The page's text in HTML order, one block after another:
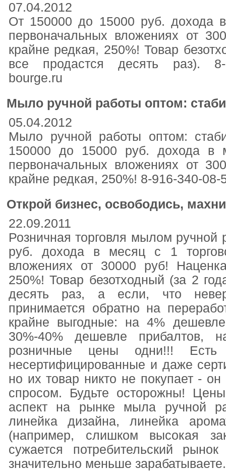
07.04.2012
От 150000 до 15000 руб. дохода
первоначальных вложениях от
крайне редкая, 250%! Товар
все продастся десять раз). 8-
bourge.ru
Мыло ручной работы оптом:
05.04.2012
Мыло ручной работы оптом:
150000 до 15000 руб. дохода в
первоначальных вложениях от
крайне редкая, 250%! 8-916-340-08-
Открой бизнес, освободись,
22.09.2011
Розничная торговля мылом ручной
руб. дохода в месяц с 1
вложениях от 30000 руб!
250%! Товар безотходный (за 2
десять раз, а если, что
принимается обратно на
крайне выгодные: на 4%
30%-40% дешевле
розничные цены одни!!!
несертифицированные и даже
но их товар никто не покупает - он
спросом. Будьте осторожны!
аспект на рынке мыла ручной
линейка дизайна, линейка
(например, слишком высокая
сужается потребительский
значительно меньше зарабатываете.